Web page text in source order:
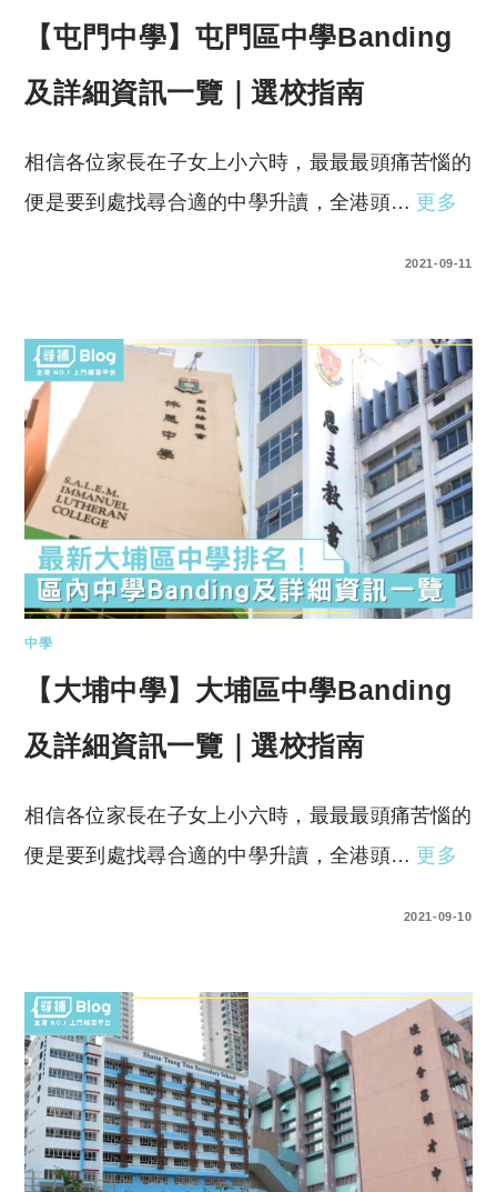
【屯門中學】屯門區中學Banding
及詳細資訊一覽｜選校指南
相信各位家長在子女上小六時，最最最頭痛苦惱的
便是要到處找尋合適的中學升讀，全港頭… 更多
2021-09-11
中學
【大埔中學】大埔區中學Banding
及詳細資訊一覽｜選校指南
相信各位家長在子女上小六時，最最最頭痛苦惱的
便是要到處找尋合適的中學升讀，全港頭… 更多
2021-09-10